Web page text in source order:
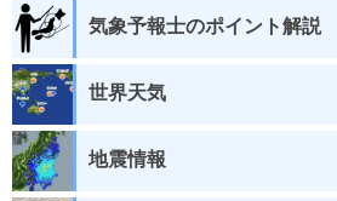
気象予報士のポイント解説
世界天気
地震情報